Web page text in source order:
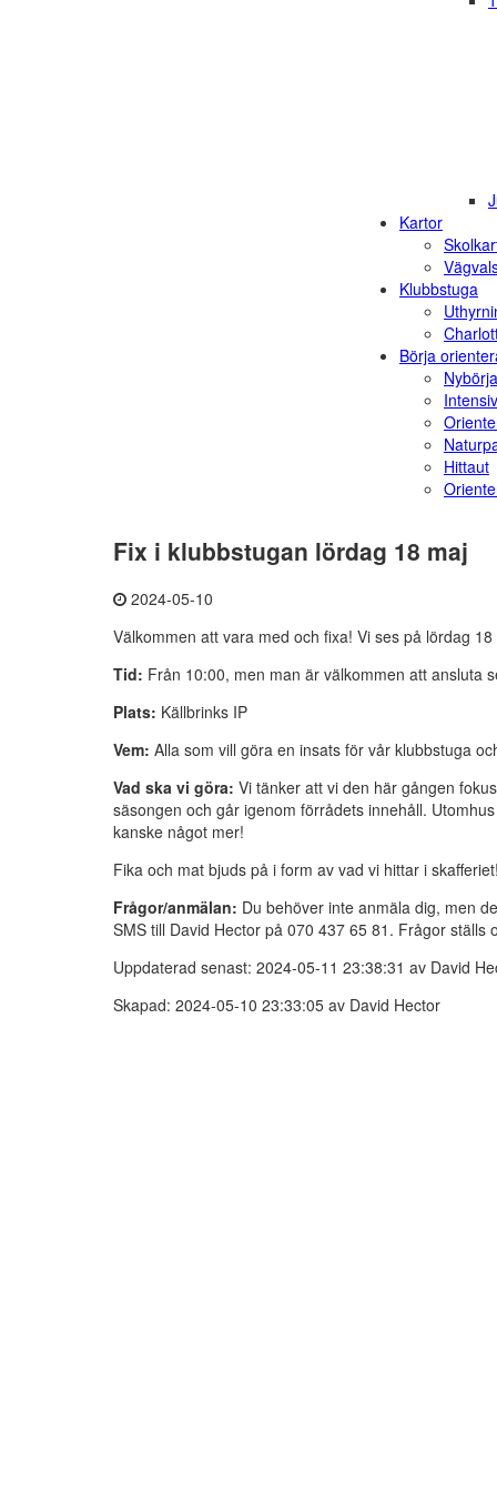
Kartor
Klubbstuga
Börja
Hittaut
Fix i klubbstugan lördag 18 maj
2024-05-10
Välkommen att vara med och fixa! Vi ses på lördag
Tid: Från 10:00, men man är välkommen att ansluta
Plats: Källbrinks IP
Vem: Alla som vill göra en insats för vår klubbstuga
Vad ska vi göra: Vi tänker att vi den här gången
säsongen och går igenom förrådets innehåll.
kanske något mer!
Fika och mat bjuds på i form av vad vi hittar i skafferiet!
Frågor/anmälan: Du behöver inte anmäla dig, men
SMS till David Hector på 070 437 65 81. Frågor ställs
Uppdaterad senast: 2024-05-11 23:38:31 av David
Skapad: 2024-05-10 23:33:05 av David Hector